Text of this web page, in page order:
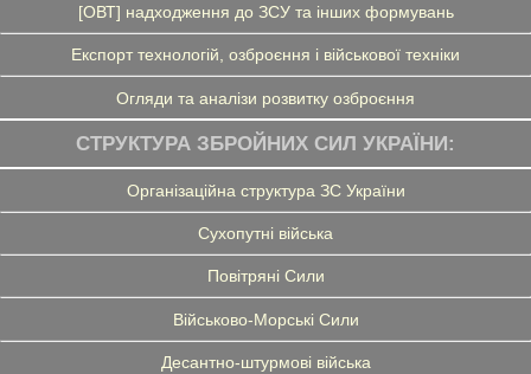
[ОВТ] надходження до ЗСУ та інших формувань
Експорт технологій, озброєння і військової техніки
Огляди та аналізи розвитку озброєння
СТРУКТУРА ЗБРОЙНИХ СИЛ УКРАЇНИ:
Організаційна структура ЗС України
Сухопутні війська
Повітряні Сили
Військово-Морські Сили
Десантно-штурмові війська